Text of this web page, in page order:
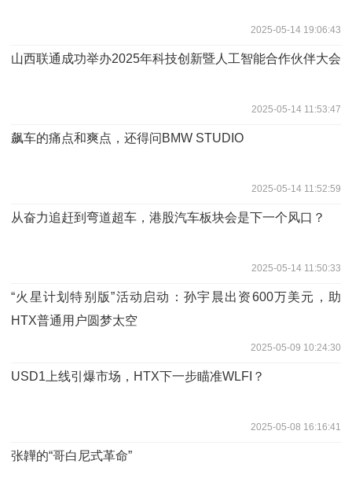
2025-05-14 19:06:43
山西联通成功举办2025年科技创新暨人工智能合作伙伴大会
2025-05-14 11:53:47
飙车的痛点和爽点，还得问BMW STUDIO
2025-05-14 11:52:59
从奋力追赶到弯道超车，港股汽车板块会是下一个风口？
2025-05-14 11:50:33
“火星计划特别版”活动启动：孙宇晨出资600万美元，助
HTX普通用户圆梦太空
2025-05-09 10:24:30
USD1上线引爆市场，HTX下一步瞄准WLFI？
2025-05-08 16:16:41
张韡的“哥白尼式革命”